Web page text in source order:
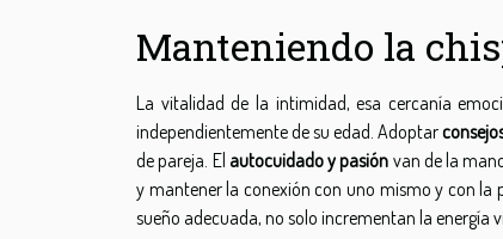
Manteniendo la
La vitalidad de la intimidad, esa cercanía
independientemente de su edad. Adoptar
de pareja. El autocuidado y pasión van de la
y mantener la conexión con uno mismo y con la
sueño adecuada, no solo incrementan la energía